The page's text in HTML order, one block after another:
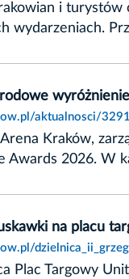
i
wydarzeniach.
aktualnosci/
Kraków,
Awards 2026. W
na placu
Plac Targowy